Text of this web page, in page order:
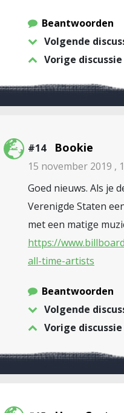
Beantwoorden
Volgende
Vorige discussie
#14 Bookie
15 november 2019 ,
Goed nieuws. Als je
Verenigde Staten
met een matige
https://
all-time-artists
Beantwoorden
Volgende
Vorige discussie